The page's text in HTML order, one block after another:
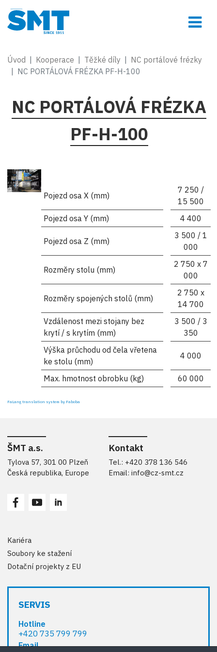
Úvod Kooperace Těžké díly
NC portálové frézky
NC PORTÁLOVÁ FRÉZKA PF-H-100
NC PORTÁLOVÁ FRÉZKA
PF-H-100
Pojezd osa X (mm)
7 250 /
15 500
Pojezd osa Y (mm)
4 400
Pojezd osa Z (mm)
3 500 / 1
000
Rozměry stolu (mm)
2 750 x 7
000
Rozměry spojených stolů (mm)
2 750 x
14 700
Vzdálenost mezi stojany bez
krytí / s krytím (mm)
3 500 / 3
350
Výška průchodu od čela vřetena
ke stolu (mm)
4 000
Max. hmotnost obrobku (kg) 60 000
FaLang translation system by Faboba
ŠMT a.s.
Tylova 57, 301 00 Plzeň
Česká republika, Europe
Kontakt
Tel.: +420 378 136 546
Email: info@cz-smt.cz
Kariéra
Soubory ke stažení
Dotační projekty z EU
SERVIS
Hotline
+420 735 799 799
Email